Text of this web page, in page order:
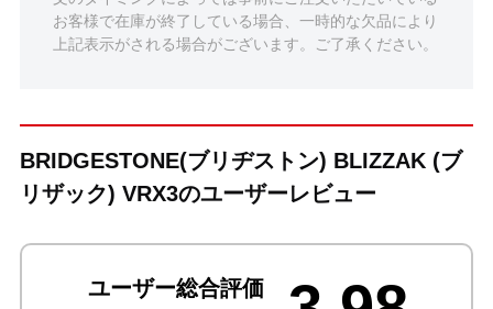
お客様で在庫が終了している場合、一時的な欠品により
上記表示がされる場合がございます。ご了承ください。
BRIDGESTONE(ブリヂストン) BLIZZAK (ブ
リザック) VRX3のユーザーレビュー
ユーザー総合評価